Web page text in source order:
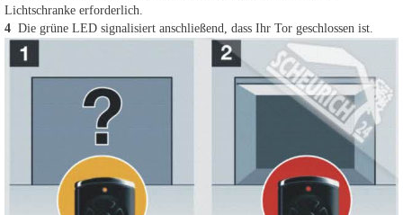
Lichtschranke erforderlich.
4 Die grüne LED signalisiert anschließend, dass Ihr Tor geschlossen ist.